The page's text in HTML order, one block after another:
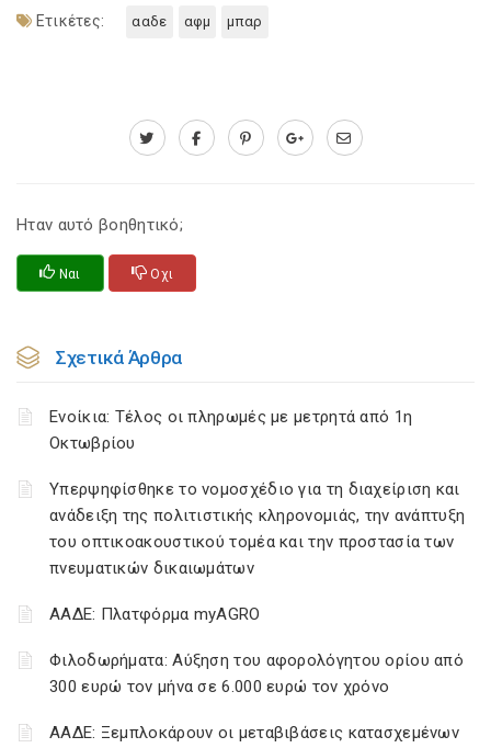
Ετικέτες: ααδε αφμ μπαρ
Ηταν αυτό βοηθητικό;
Ναι Οχι
Σχετικά Άρθρα
Ενοίκια: Τέλος οι πληρωμές με μετρητά από 1η
Οκτωβρίου
Υπερψηφίσθηκε το νομοσχέδιο για τη διαχείριση και
ανάδειξη της πολιτιστικής κληρονομιάς, την ανάπτυξη
του οπτικοακουστικού τομέα και την προστασία των
πνευματικών δικαιωμάτων
ΑΑΔΕ: Πλατφόρμα myAGRO
Φιλοδωρήματα: Αύξηση του αφορολόγητου ορίου από
300 ευρώ τον μήνα σε 6.000 ευρώ τον χρόνο
ΑΑΔΕ: Ξεμπλοκάρουν οι μεταβιβάσεις κατασχεμένων